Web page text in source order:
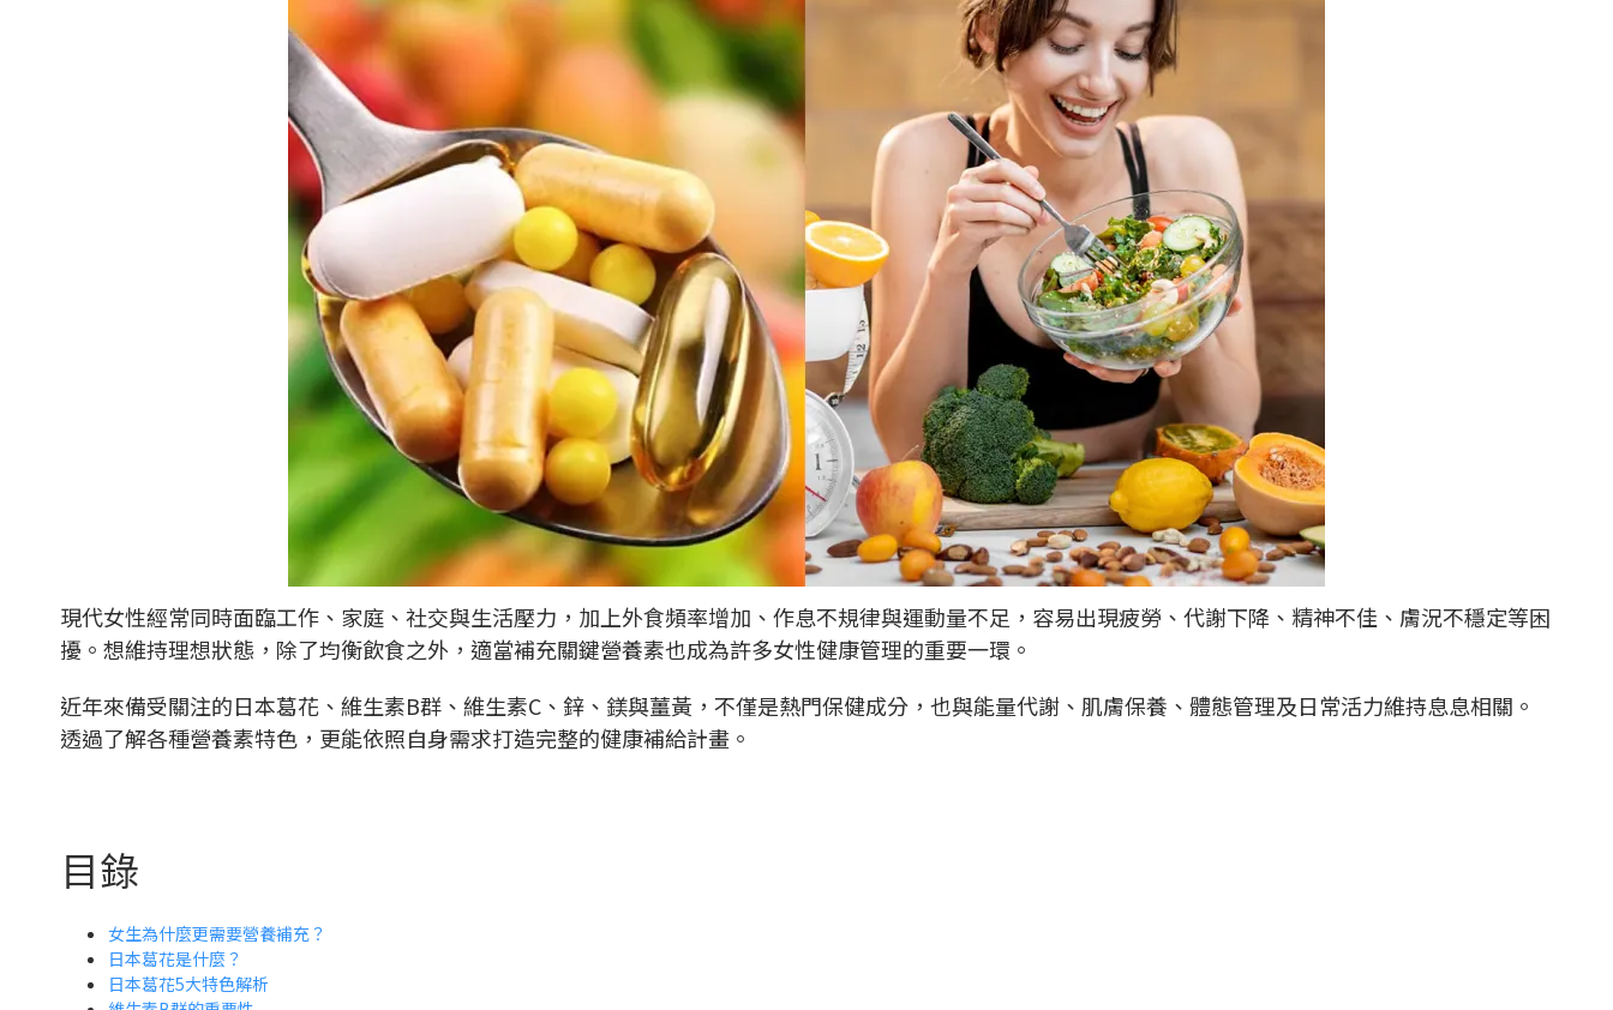
現代女性經常同時面臨工作、家庭、社交與生活壓力，加上外食頻率增加、作息不規律與運動量不足，容易出現疲勞、代謝下降、精神不佳、膚況不穩定等困
擾。想維持理想狀態，除了均衡飲食之外，適當補充關鍵營養素也成為許多女性健康管理的重要一環。
近年來備受關注的日本葛花、維生素B群、維生素C、鋅、鎂與薑黃，不僅是熱門保健成分，也與能量代謝、肌膚保養、體態管理及日常活力維持息息相關。
透過了解各種營養素特色，更能依照自身需求打造完整的健康補給計畫。
目錄
女生為什麼更需要營養補充？
日本葛花是什麼？
日本葛花5大特色解析